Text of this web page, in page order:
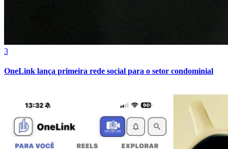
3
OneLink lança primeira rede social para o setor condominial